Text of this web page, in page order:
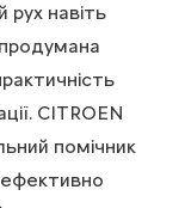
рух навіть
CITROEN
помічник
ефективно